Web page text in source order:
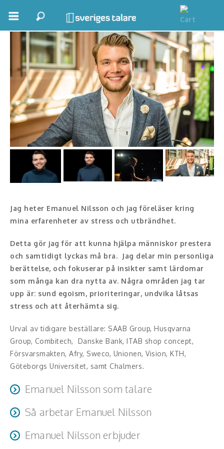
Boka ett möte
Samhällsnytta
Inspiration
Inspirerande Föreläsare
Personlig utveckling, målsättning
Life Stories & Trivsel
Keynote
Moderator
Konferencier
Workshopledare, facilitator
Radio och TV-profiler
Event
Humoristiska föredrag
Emanuel Nilsson
Jag heter Emanuel Nilsson och jag föreläser kring
mina erfarenheter av stress och utbrändhet.
Detta gör jag för att kunna hjälpa människor prestera
och samtidigt lyckas må bra. Jag delar min personliga
berättelse, och fokuserar på insikter samt lärdomar
som många kan dra nytta av. Några områden jag tar
upp är: sund egoism, prioriteringar, undvika låtsas
stress och att återhämta sig.
Urval av tidigare beställare: SAAB Group, Husqvarna
Group, Combitech, Danske Bank, ITAB shop concept,
Försvarsmakten, Afry, Sweco, Unionen, Vision, KTH,
Göteborgs Universitet, samt Chalmers.
Emanuel Nilsson som talare
Jag kombinerar min egen erfarenhet, insikter, och
lärdomar.
Budskapet är relevant för många olika slags människor.
Så arbetar Emanuel Nilsson
Min föreläsning är ca 1h, om man vill ha längre upplägg så
kan man förlänga med diskussion- och reflektionsfrågor
Emanuel Nilsson erbjuder